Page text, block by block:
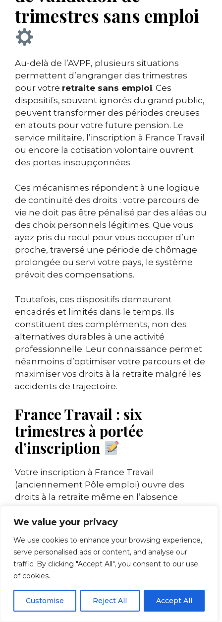
We value your privacy
We use cookies to enhance your browsing experience,
serve personalised ads or content, and analyse our
traffic. By clicking "Accept All", you consent to our use
of cookies.
Customise Reject All Accept All
trimestres sans emploi
Au-delà de l’AVPF, plusieurs situations
permettent d’engranger des trimestres
pour votre retraite sans emploi. Ces
dispositifs, souvent ignorés du grand public,
peuvent transformer des périodes creuses
en atouts pour votre future pension. Le
service militaire, l’inscription à France Travail
ou encore la cotisation volontaire ouvrent
des portes insoupçonnées.
Ces mécanismes répondent à une logique
de continuité des droits : votre parcours de
vie ne doit pas être pénalisé par des aléas ou
des choix personnels légitimes. Que vous
ayez pris du recul pour vous occuper d’un
proche, traversé une période de chômage
prolongée ou servi votre pays, le système
prévoit des compensations.
Toutefois, ces dispositifs demeurent
encadrés et limités dans le temps. Ils
constituent des compléments, non des
alternatives durables à une activité
professionnelle. Leur connaissance permet
néanmoins d’optimiser votre parcours et de
maximiser vos droits à la retraite malgré les
accidents de trajectoire.
France Travail : six
trimestres à portée
d’inscription
Votre inscription à France Travail
(anciennement Pôle emploi) ouvre des
droits à la retraite même en l’absence
permet de valider jusqu’à
non indemnisé. Un trimestre est acquis tous
les 50 jours d’inscription continue.
considérable pour les jeunes en début de
carrière ou les personnes reprenant une